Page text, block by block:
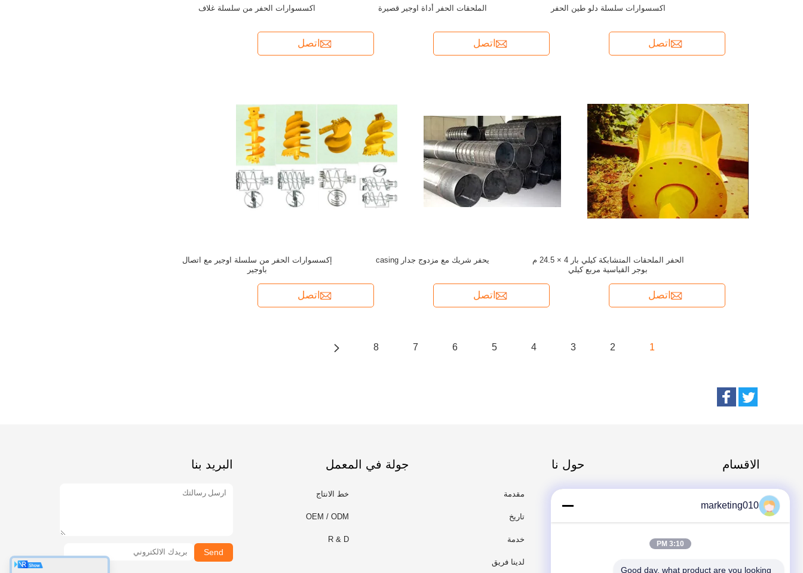
اكسسوارات الحفر من سلسلة غلاف
اتصل
الملحقات الحفر أداة اوجير قصيرة
اتصل
اكسسوارات سلسلة دلو طين الحفر
اتصل
إكسسوارات الحفر من سلسلة اوجير مع اتصال
باوجير
اتصل
يحفر شريك مع مزدوج جدار casing
اتصل
الحفر الملحقات المتشابكة كيلي بار 4 × 24.5 م
بوجر القياسية مربع كيلي
اتصل
1
2
3
4
5
6
7
8
الاقسام
الحفر الأساسية
حول نا
مقدمة
تاريخ
خدمة
لدينا فريق
جولة في المعمل
خط الانتاج
OEM / ODM
R & D
البريد بنا
Send
marketing010
3:10 PM
Good day, what product are you looking